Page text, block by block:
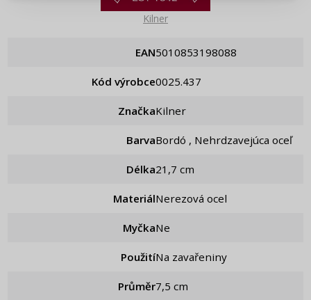
Kilner
EAN 5010853198088
Kód výrobce 0025.437
Značka Kilner
Barva Bordó , Nehrdzavejúca oceľ
Délka 21,7 cm
Materiál Nerezová ocel
Myčka Ne
Použití Na zavařeniny
Průměr 7,5 cm
Připomenutí hesla